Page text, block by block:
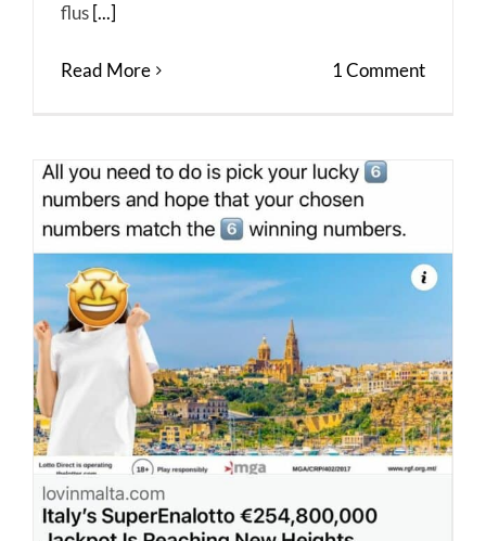
flus [...]
Read More 1 Comment